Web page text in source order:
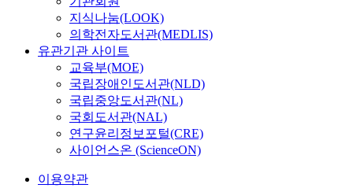
지식나눔(LOOK)
의학전자도서관(MEDLIS)
유관기관 사이트
교육부(MOE)
국립장애인도서관(NLD)
국립중앙도서관(NL)
국회도서관(NAL)
연구윤리정보포털(CRE)
사이언스온 (ScienceON)
이용약관